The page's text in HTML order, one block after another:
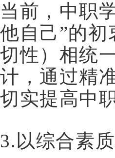
当前，中职
他自己”的
切性）相统
计，通过精
切实提高中
3.以综合素